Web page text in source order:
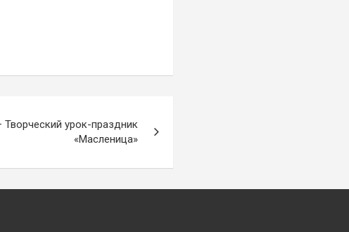
урок-праздник
«Масленица»